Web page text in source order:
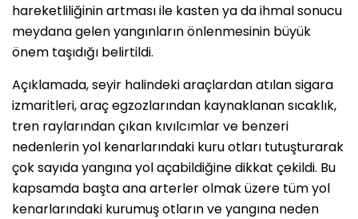
hareketliliğinin artması ile kasten ya da ihmal sonucu
meydana gelen yangınların önlenmesinin büyük
önem taşıdığı belirtildi.
Açıklamada, seyir halindeki araçlardan atılan sigara
izmaritleri, araç egzozlarından kaynaklanan sıcaklık,
tren raylarından çıkan kıvılcımlar ve benzeri
nedenlerin yol kenarlarındaki kuru otları tutuşturarak
çok sayıda yangına yol açabildiğine dikkat çekildi. Bu
kapsamda başta ana arterler olmak üzere tüm yol
kenarlarındaki kurumuş otların ve yangına neden